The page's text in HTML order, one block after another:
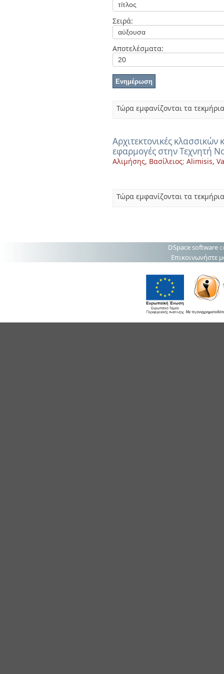
Σειρά:
Αποτελέσματα:
Τώρα εμφανίζονται τα
Αρχιτεκτονικές
εφαρμογές στην Τεχνητή
Αλιμήσης, Βασίλειος; Alimisis,
Τώρα εμφανίζονται τα
DSpace software
Επικοινωνήστε